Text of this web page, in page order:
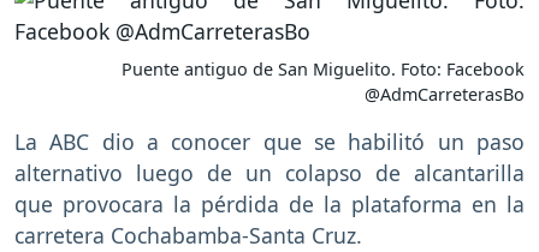
Puente antiguo de San Miguelito. Foto: Facebook
@AdmCarreterasBo
La ABC dio a conocer que se habilitó un paso
alternativo luego de un colapso de alcantarilla
que provocara la pérdida de la plataforma en la
carretera Cochabamba-Santa Cruz.